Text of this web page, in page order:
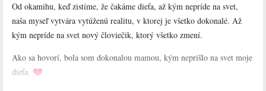
Od okamihu, keď zistíme, že čakáme dieťa, až kým nepríde na svet,
naša myseľ vytvára vytúženú realitu, v ktorej je všetko dokonalé. Až
kým nepríde na svet nový človiečik, ktorý všetko zmení.
Ako sa hovorí, bola som dokonalou mamou, kým neprišlo na svet moje
dieťa.